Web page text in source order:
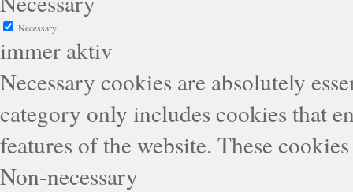
Necessary
immer aktiv
Necessary cookies are absolutely
category only includes cookies that
features of the website. These
Non-necessary